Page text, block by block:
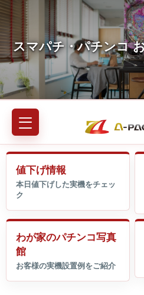
値下げ情報
わが家のパチンコ写真
館